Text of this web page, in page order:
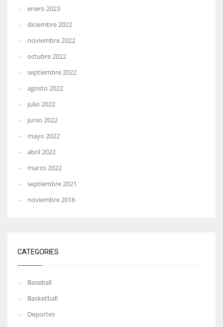
enero 2023
diciembre 2022
noviembre 2022
octubre 2022
septiembre 2022
agosto 2022
julio 2022
junio 2022
mayo 2022
abril 2022
marzo 2022
septiembre 2021
noviembre 2016
CATEGORIES
Baseball
Basketball
Deportes